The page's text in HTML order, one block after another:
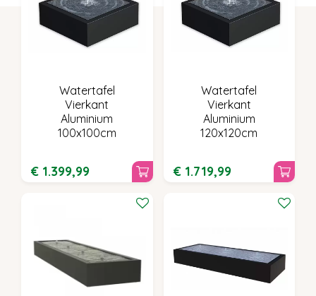
Watertafel
Vierkant
Aluminium
100x100cm
€ 1.399,99
Watertafel
Vierkant
Aluminium
120x120cm
€ 1.719,99